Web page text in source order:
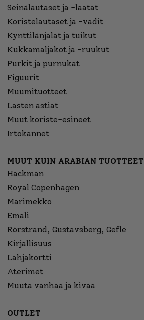
Seinälautaset ja -laatat
Koristelautaset ja -vadit
Kynttilänjalat ja tuikut
Kukkamaljakot ja -ruukut
Purkit ja purnukat
Figuurit
Muumituotteet
Lasten astiat
Muut koriste-esineet
Irtokannet
MUUT KUIN ARABIAN TUOTTEET
Hackman
Royal Copenhagen
Marimekko
Emali
Rörstrand, Gustavsberg, Gefle
Kirjallisuus
Lahjakortti
Aterimet
Muuta vanhaa ja kivaa
OUTLET